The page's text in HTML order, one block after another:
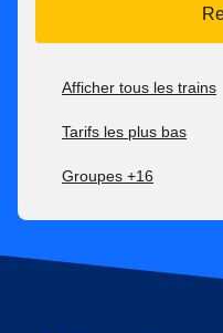
Afficher tous les trains
Tarifs les plus bas
Groupes +16